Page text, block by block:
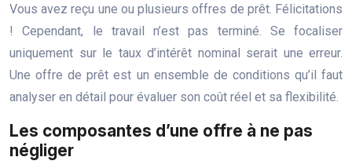
Vous avez reçu une ou plusieurs offres de prêt. Félicitations
! Cependant, le travail n’est pas terminé. Se focaliser
uniquement sur le taux d’intérêt nominal serait une erreur.
Une offre de prêt est un ensemble de conditions qu’il faut
analyser en détail pour évaluer son coût réel et sa flexibilité.
Les composantes d’une offre à ne pas
négliger